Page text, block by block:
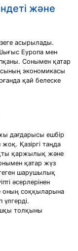
және
асырылады.
Еуропа мен
Сонымен қатар
экономикасы
қай белеске
дағдарысы ешбір
Қазіргі таңда
қаржылық және
қатар жүз
шарушылық
әсерлерінен
оның соққыларына
толқыны